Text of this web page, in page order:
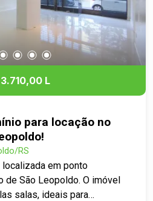
L
para locação no
RS
localizada em ponto
de São Leopoldo. O imóvel
salas, ideais para